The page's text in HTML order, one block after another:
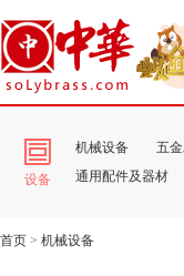
设备
机械设备
五
通用配件及器材
首页 > 机械设备